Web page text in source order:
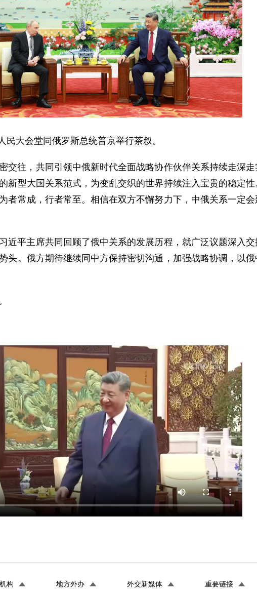
大会堂同俄罗斯总统普京举行茶叙。
交往，共同引领中俄新时代全面战略协作伙伴关系持续走深
新型大国关系范式，为变乱交织的世界持续注入宝贵的稳定
者常成，行者常至。相信在双方不懈努力下，中俄关系一定
近平主席共同回顾了俄中关系的发展历程，就广泛议题深入
头。俄方期待继续同中方保持密切沟通，加强战略协调，以
构 地方外办 外交新媒体 重要链接